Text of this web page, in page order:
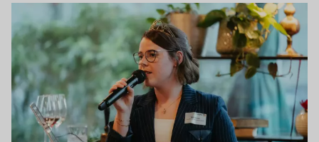
Mehr erfahren